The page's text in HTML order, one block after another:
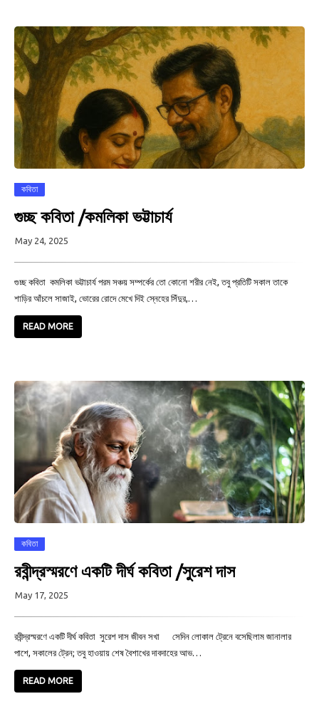
কবিতা
গুচ্ছ কবিতা /কমলিকা ভট্টাচার্য
May 24, 2025
গুচ্ছ কবিতা কমলিকা ভট্টাচার্য পরম সঞ্চয় সম্পর্কের তো কোনো শরীর নেই, তবু প্রতিটি সকাল তাকে
শাড়ির আঁচলে সাজাই, ভোরের রোদে মেখে দিই স্নেহের সিঁদুর,…
READ MORE
কবিতা
রবীন্দ্রস্মরণে একটি দীর্ঘ কবিতা /সুরেশ দাস
May 17, 2025
রবীন্দ্রস্মরণে একটি দীর্ঘ কবিতা সুরেশ দাস জীবন সখা সেদিন লোকাল ট্রেনে বসেছিলাম জানালার
পাশে, সকালের ট্রেন; তবু হাওয়ায় শেষ বৈশাখের দাবদাহের আভ…
READ MORE